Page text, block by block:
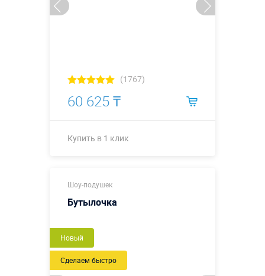
(1767)
60 625 ₸
Купить в 1 клик
Шоу-подушек
Бутылочка
Новый
Сделаем быстро